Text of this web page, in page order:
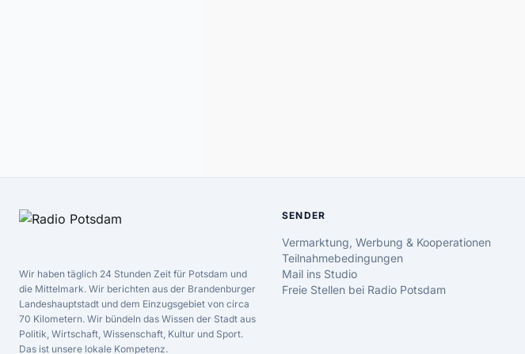
Wir haben täglich 24 Stunden Zeit für Potsdam und
die Mittelmark. Wir berichten aus der Brandenburger
Landeshauptstadt und dem Einzugsgebiet von circa
70 Kilometern. Wir bündeln das Wissen der Stadt aus
Politik, Wirtschaft, Wissenschaft, Kultur und Sport.
Das ist unsere lokale Kompetenz.
SENDER
Vermarktung, Werbung & Kooperationen
Teilnahmebedingungen
Mail ins Studio
Freie Stellen bei Radio Potsdam